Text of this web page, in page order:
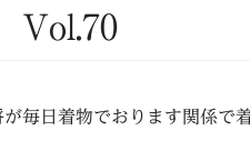
が毎日着物でおります関係で